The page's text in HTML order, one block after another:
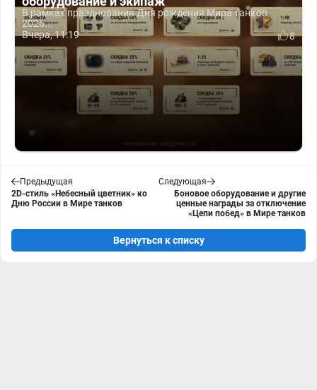
В рамках празднования Дня рождения Мира танков
2026...
Вчера, 11:19
8
Предыдущая
2D-стиль «Небесный цветник» ко
Дню России в Мире танков
Следующая
Боновое оборудование и другие
ценные награды за отключение
«Цепи побед» в Мире танков
Вернуться к списку